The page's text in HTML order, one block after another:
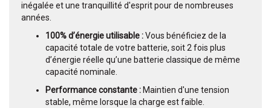
inégalée et une tranquillité d'esprit pour de nombreuses
années.
100% d’énergie utilisable :Vous bénéficiez de la
capacité totale de votre batterie, soit 2 fois plus
d’énergie réelle qu’une batterie classique de même
capacité nominale.
Performance constante : Maintien d'une tension
stable, même lorsque la charge est faible.